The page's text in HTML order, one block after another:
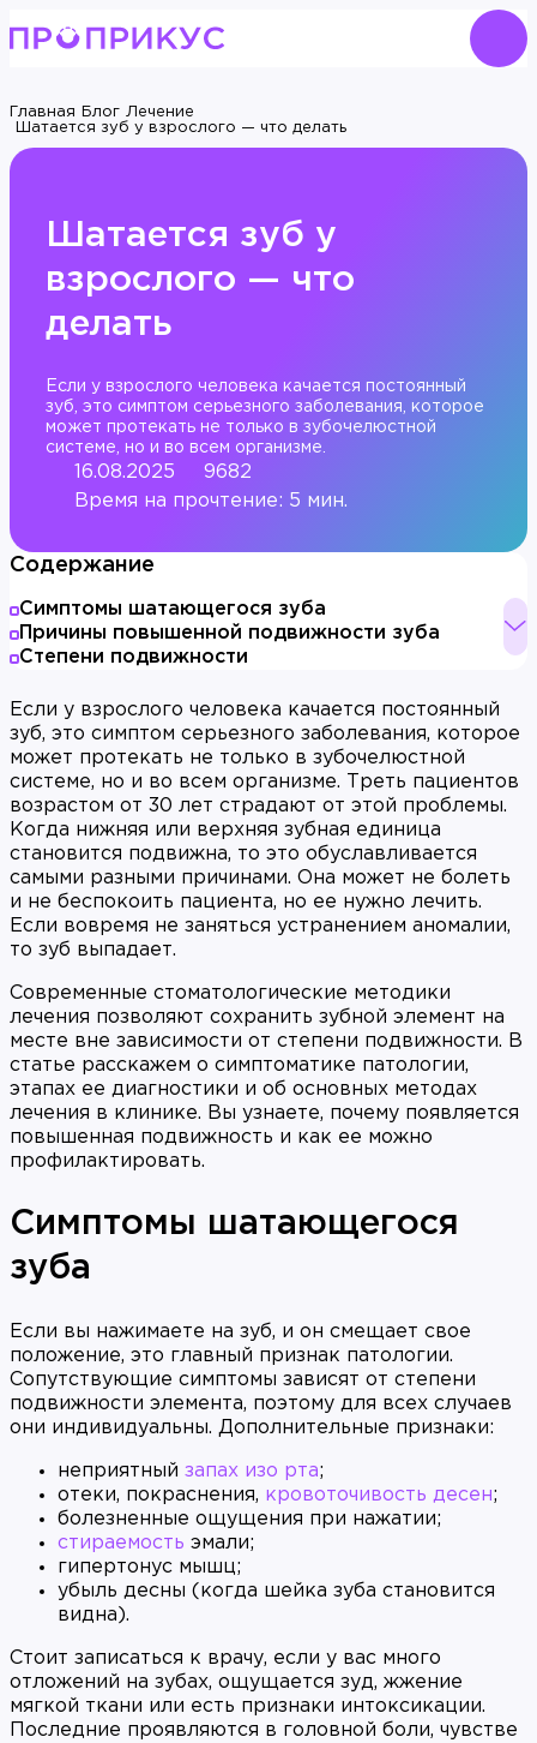
Главная Блог Лечение
Шатается зуб у взрослого — что делать
Шатается зуб у
взрослого — что
делать
Если у взрослого человека качается постоянный
зуб, это симптом серьезного заболевания, которое
может протекать не только в зубочелюстной
системе, но и во всем организме.
16.08.2025
9682
Время на прочтение: 5 мин.
Содержание
Симптомы шатающегося зуба
Причины повышенной подвижности зуба
Степени подвижности
Если у взрослого человека качается постоянный
зуб, это симптом серьезного заболевания, которое
может протекать не только в зубочелюстной
системе, но и во всем организме. Треть пациентов
возрастом от 30 лет страдают от этой проблемы.
Когда нижняя или верхняя зубная единица
становится подвижна, то это обуславливается
самыми разными причинами. Она может не болеть
и не беспокоить пациента, но ее нужно лечить.
Если вовремя не заняться устранением аномалии,
то зуб выпадает.
Современные стоматологические методики
лечения позволяют сохранить зубной элемент на
месте вне зависимости от степени подвижности. В
статье расскажем о симптоматике патологии,
этапах ее диагностики и об основных методах
лечения в клинике. Вы узнаете, почему появляется
повышенная подвижность и как ее можно
профилактировать.
Симптомы шатающегося
зуба
Если вы нажимаете на зуб, и он смещает свое
положение, это главный признак патологии.
Сопутствующие симптомы зависят от степени
подвижности элемента, поэтому для всех случаев
они индивидуальны. Дополнительные признаки:
неприятный запах изо рта;
отеки, покраснения, кровоточивость десен;
болезненные ощущения при нажатии;
стираемость эмали;
гипертонус мышц;
убыль десны (когда шейка зуба становится
видна).
Стоит записаться к врачу, если у вас много
отложений на зубах, ощущается зуд, жжение
мягкой ткани или есть признаки интоксикации.
Последние проявляются в головной боли, чувстве